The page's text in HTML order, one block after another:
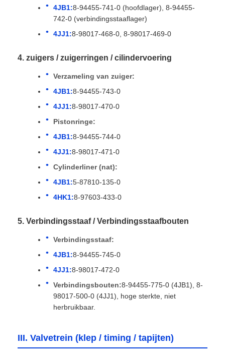
4JB1:8-94455-741-0 (hoofdlager), 8-94455-
742-0 (verbindingsstaaflager)
4JJ1:8-98017-468-0, 8-98017-469-0
4. zuigers / zuigerringen / cilindervoering
Verzameling van zuiger:
4JB1:8-94455-743-0
4JJ1:8-98017-470-0
Pistonringe:
4JB1:8-94455-744-0
4JJ1:8-98017-471-0
Cylinderliner (nat):
4JB1:5-87810-135-0
4HK1:8-97603-433-0
5. Verbindingsstaaf / Verbindingsstaafbouten
Verbindingsstaaf:
4JB1:8-94455-745-0
4JJ1:8-98017-472-0
Verbindingsbouten:8-94455-775-0 (4JB1), 8-
98017-500-0 (4JJ1), hoge sterkte, niet
herbruikbaar.
III. Valvetrein (klep / timing / tapijten)